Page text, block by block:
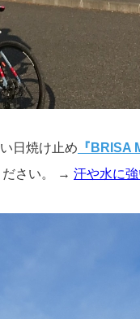
日焼け止め 『BRISA
ださい。 → 汗や水に